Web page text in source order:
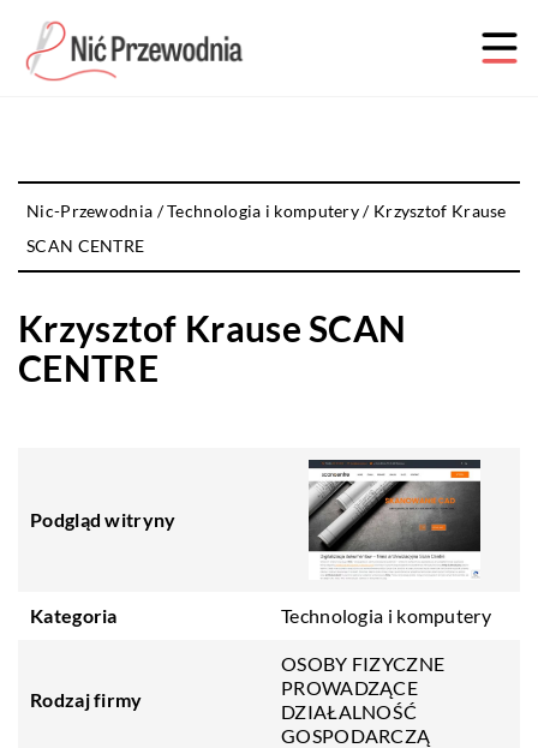
Nic-Przewodnia /Technologia i komputery/ Krzysztof Krause
SCAN CENTRE
Krzysztof Krause SCAN
CENTRE
Podgląd witryny
Kategoria Technologia i komputery
Rodzaj firmy
OSOBY FIZYCZNE
PROWADZĄCE
DZIAŁALNOŚĆ
GOSPODARCZĄ